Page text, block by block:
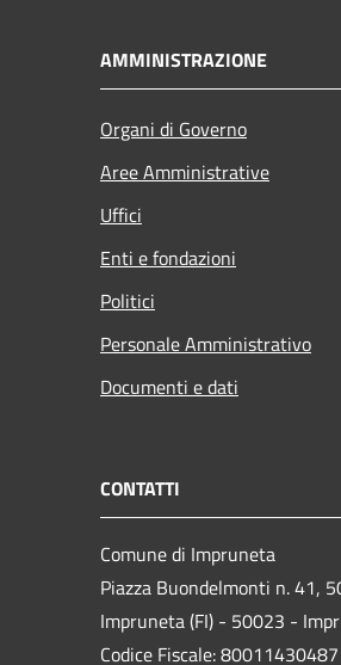
AMMINISTRAZIONE
Organi di Governo
Aree Amministrative
Uffici
Enti e fondazioni
Politici
Personale Amministrativo
Documenti e dati
CONTATTI
Comune di Impruneta
Piazza Buondelmonti n. 41,
Impruneta (FI) - 50023 -
Codice Fiscale: 80011430487